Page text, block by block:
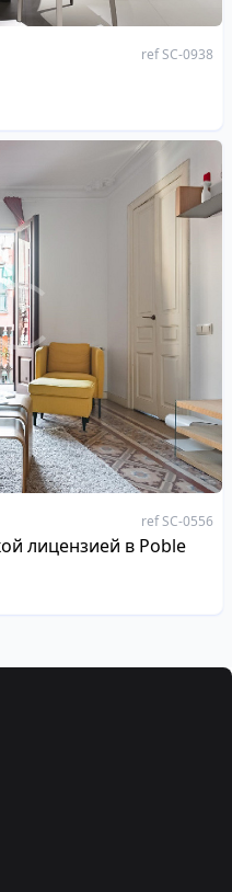
ref SC-0938
ref SC-0556
лицензией в Poble